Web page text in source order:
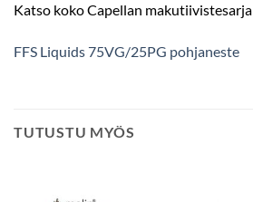
Katso koko Capellan makutiivistesarja
FFS Liquids 75VG/25PG pohjaneste
TUTUSTU MYÖS